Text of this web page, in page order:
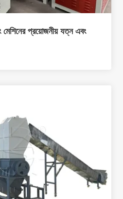
মেশিনের প্রয়োজনীয় যত্ন এবং